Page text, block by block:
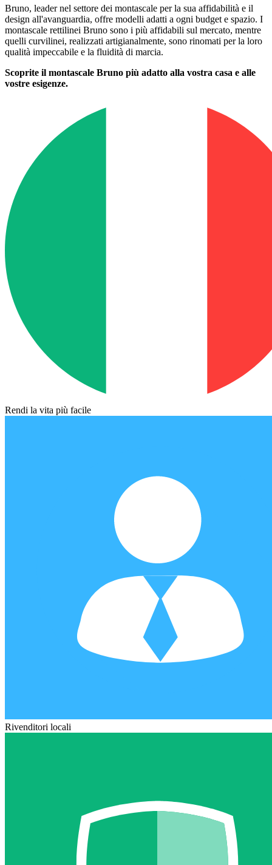
Bruno, leader nel settore dei montascale per la sua affidabilità e il
design all'avanguardia, offre modelli adatti a ogni budget e spazio. I
montascale rettilinei Bruno sono i più affidabili sul mercato, mentre
quelli curvilinei, realizzati artigianalmente, sono rinomati per la loro
qualità impeccabile e la fluidità di marcia.
Scoprite il montascale Bruno più adatto alla vostra casa e alle
vostre esigenze.
Rendi la vita più facile
Rivenditori locali